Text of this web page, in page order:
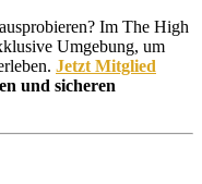
Im The High
Umgebung, um
Jetzt Mitglied
und sicheren